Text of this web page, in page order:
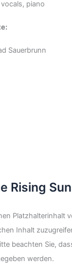
piano
Sauerbrunn
Rising Sun
Platzhalterinhalt
Inhalt
beachten Sie,
werden.